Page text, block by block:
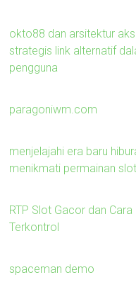
okto88 dan arsitektur
strategis link alternatif
pengguna
paragoniwm.com
menjelajahi era baru
menikmati permainan
RTP Slot Gacor dan
Terkontrol
spaceman demo